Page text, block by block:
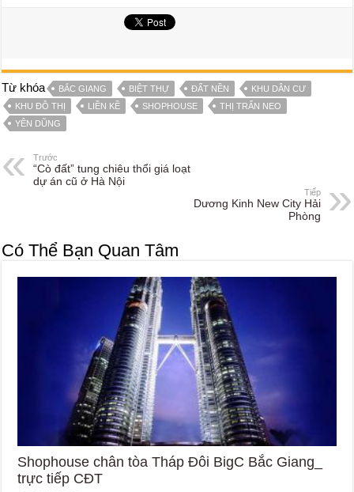
Từ khóa BẮC GIANG BIỆT THỰ ĐẤT NỀN
KHU DÂN CƯ
KHU ĐÔ THỊ
LIỀN KỀ SHOPHOUSE
THỊ TRẤN NEO
YÊN DŨNG
Trước
“Cò đất” tung chiêu thổi giá loạt
dự án cũ ở Hà Nội
Tiếp
Dương Kinh New City Hải
Phòng
Có Thể Bạn Quan Tâm
Shophouse chân tòa Tháp Đôi BigC Bắc Giang_
trực tiếp CĐT